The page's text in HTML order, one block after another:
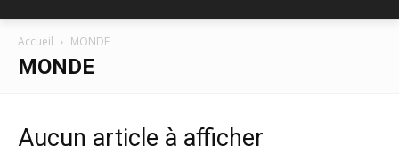
Accueil MONDE
MONDE
Aucun article à afficher